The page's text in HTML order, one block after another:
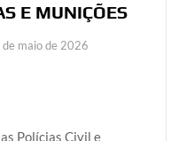
E MUNIÇÕES
de maio de 2026
Polícias Civil e